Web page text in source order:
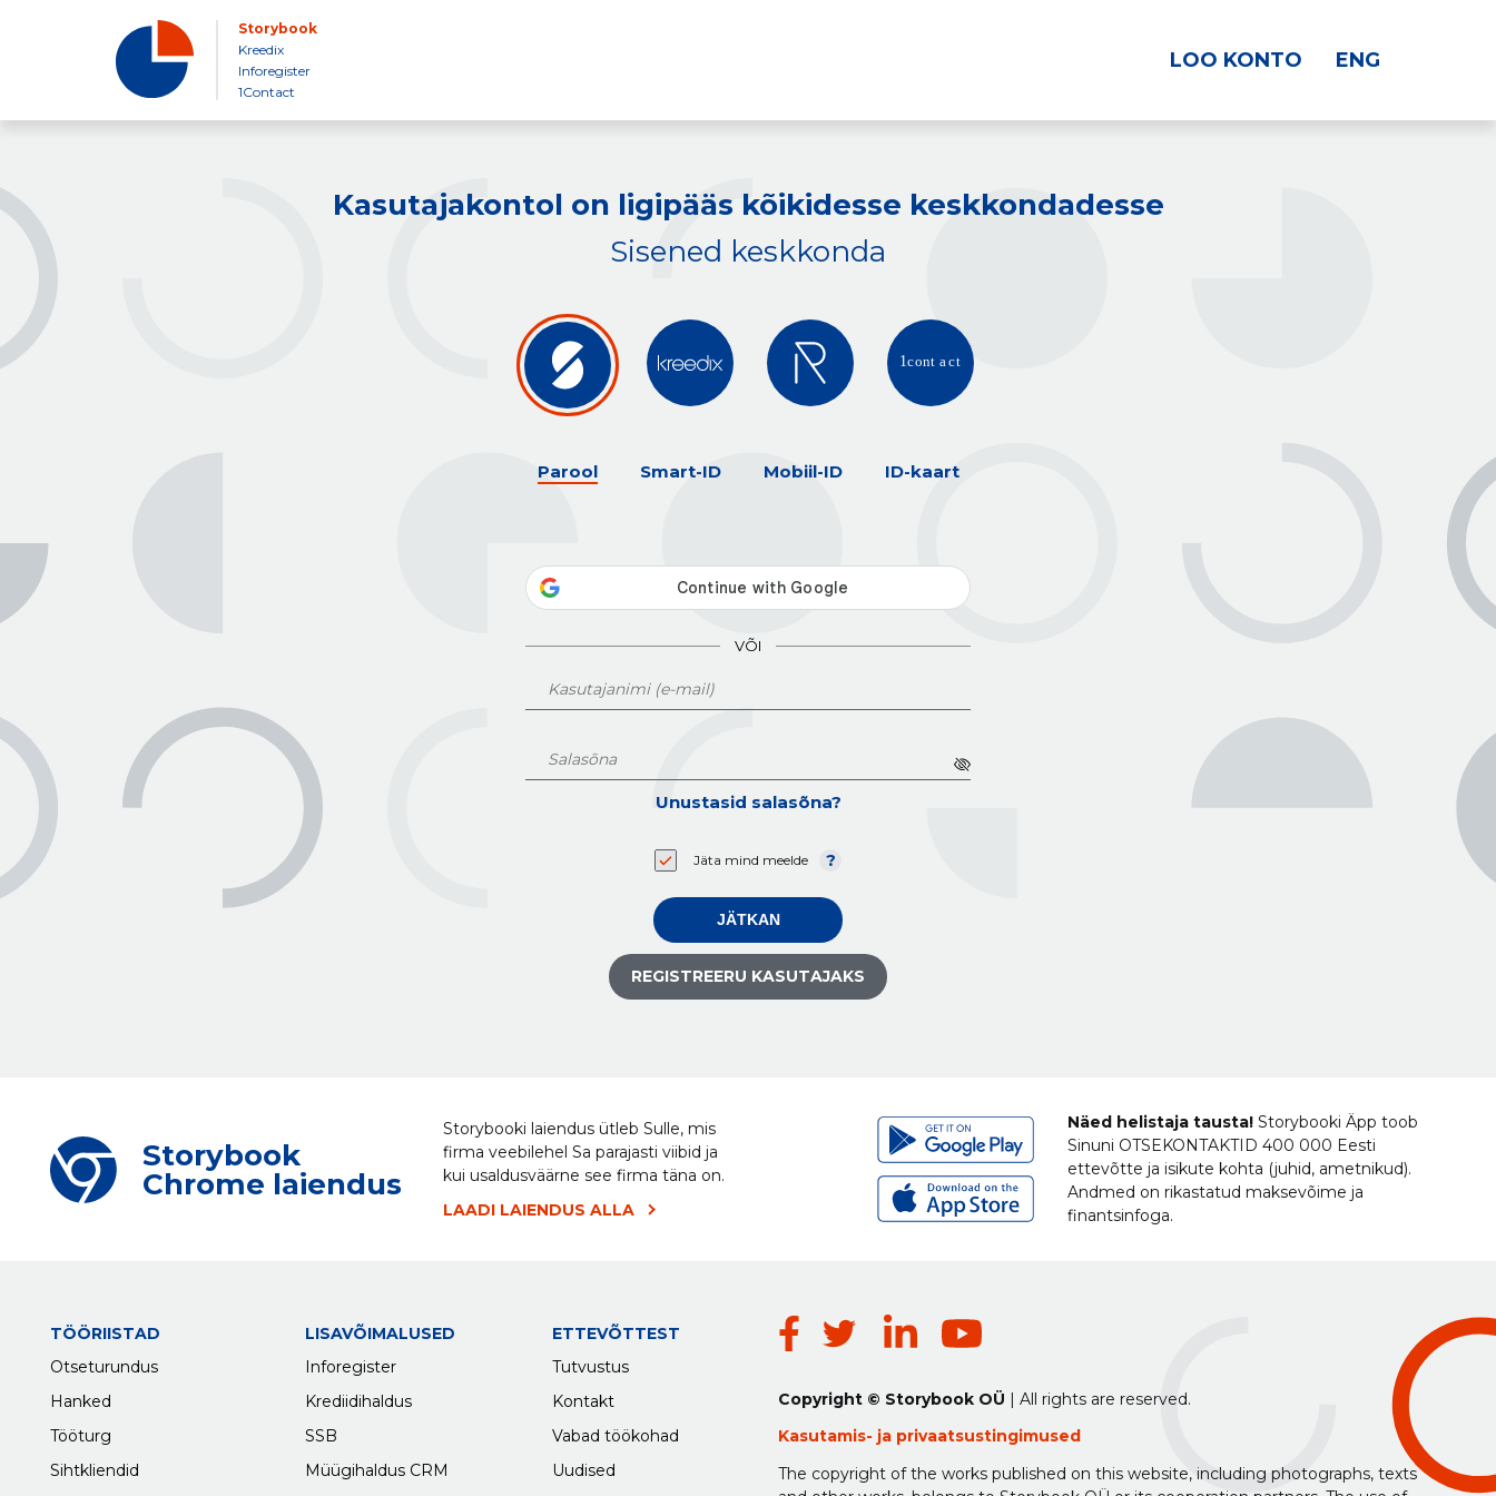
Storybook
Kreedix
Inforegister
1Contact
LOO KONTO ENG
Kasutajakontol on ligipääs kõikidesse keskkondadesse
Sisened keskkonda
Parool Smart-ID Mobiil-ID ID-kaart
VÕI
Unustasid salasõna?
Jäta mind meelde
JÄTKAN
REGISTREERU KASUTAJAKS
Storybook
Chrome laiendus
Storybooki laiendus ütleb Sulle, mis
firma veebilehel Sa parajasti viibid ja
kui usaldusväärne see firma täna on.
LAADI LAIENDUS ALLA
Näed helistaja tausta! Storybooki Äpp toob
Sinuni OTSEKONTAKTID 400 000 Eesti
ettevõtte ja isikute kohta (juhid, ametnikud).
Andmed on rikastatud maksevõime ja
finantsinfoga.
TÖÖRIISTAD
Otseturundus
Hanked
Tööturg
Sihtkliendid
LISAVÕIMALUSED
Inforegister
Krediidihaldus
SSB
Müügihaldus CRM
ETTEVÕTTEST
Tutvustus
Kontakt
Vabad töökohad
Uudised
Copyright © Storybook OÜ | All rights are reserved.
Kasutamis- ja privaatsustingimused
The copyright of the works published on this website, including photographs, texts